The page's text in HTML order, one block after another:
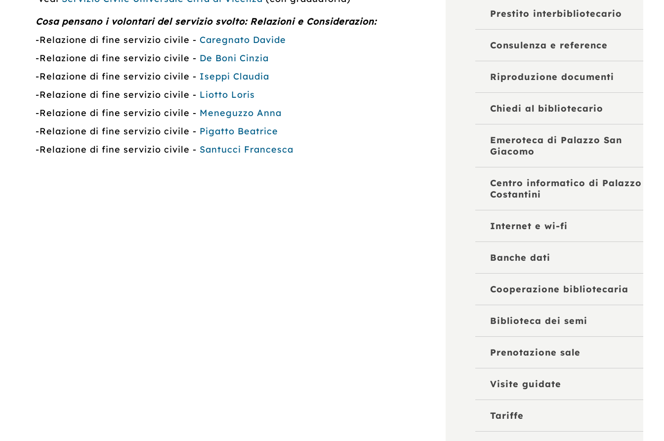
Cosa pensano i volontari del servizio svolto: Relazioni e Considerazion:
-Relazione di fine servizio civile - Caregnato Davide
-Relazione di fine servizio civile - De Boni Cinzia
-Relazione di fine servizio civile - Iseppi Claudia
-Relazione di fine servizio civile - Liotto Loris
-Relazione di fine servizio civile - Meneguzzo Anna
-Relazione di fine servizio civile - Pigatto Beatrice
-Relazione di fine servizio civile - Santucci Francesca
Prestito interbibliotecario
Consulenza e reference
Riproduzione documenti
Chiedi al bibliotecario
Emeroteca di Palazzo San
Giacomo
Centro informatico di Palazzo
Costantini
Internet e wi-fi
Banche dati
Cooperazione bibliotecaria
Biblioteca dei semi
Prenotazione sale
Visite guidate
Tariffe